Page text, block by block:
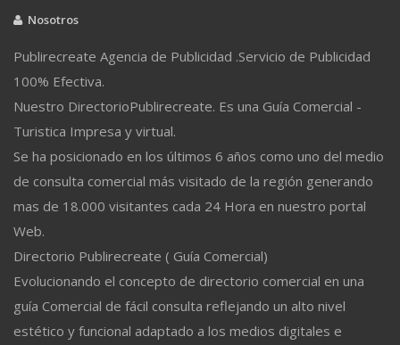
Nosotros
Publirecreate Agencia de Publicidad .Servicio de Publicidad
100% Efectiva.
Nuestro DirectorioPublirecreate. Es una Guía Comercial -
Turistica Impresa y virtual.
Se ha posicionado en los últimos 6 años como uno del medio
de consulta comercial más visitado de la región generando
mas de 18.000 visitantes cada 24 Hora en nuestro portal
Web.
Directorio Publirecreate ( Guía Comercial)
Evolucionando el concepto de directorio comercial en una
guía Comercial de fácil consulta reflejando un alto nivel
estético y funcional adaptado a los medios digitales e